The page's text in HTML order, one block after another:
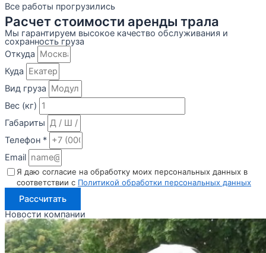
Все работы прогрузились
Расчет стоимости аренды трала
Мы гарантируем высокое качество обслуживания и
сохранность груза
Откуда
Куда
Вид груза
Вес (кг)
Габариты
Телефон *
Email
Я даю согласие на обработку моих персональных данных в
соответствии с Политикой обработки персональных данных
Рассчитать
Новости компании